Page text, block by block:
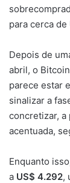
para cerca de
Depois de
abril, o
parece estar
sinalizar a
concretizar, a
acentuada,
Enquanto
a US$ 4.292,